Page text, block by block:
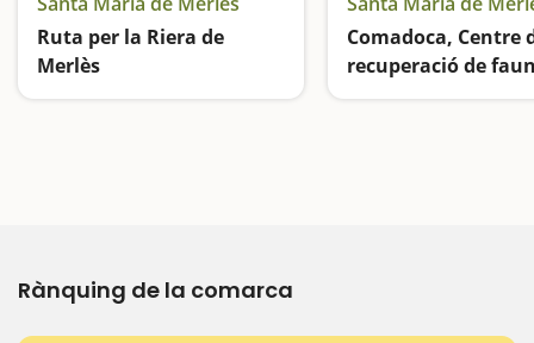
Ruta per la Riera de
Merlès
Comadoca, Centre
recuperació de
salvatge
Rànquing de la comarca